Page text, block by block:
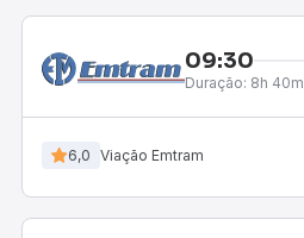
09:30
Duração: 8h 40m
6,0 Viação Emtram